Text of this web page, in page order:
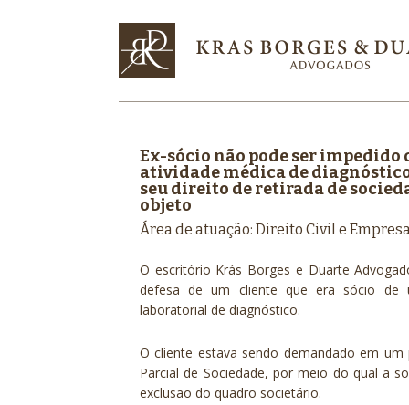
Ex-sócio não pode ser impedido
atividade médica de
seu direito de retirada de
objeto
Área de atuação: Direito Civil e
O escritório Krás Borges e Duarte
defesa de um cliente que era sócio de
laboratorial de diagnóstico.
O cliente estava sendo demandado em
Parcial de Sociedade, por meio do qual a
exclusão do quadro societário.